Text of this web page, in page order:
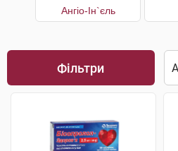
Ангіо-Ін`єль
Фільтри